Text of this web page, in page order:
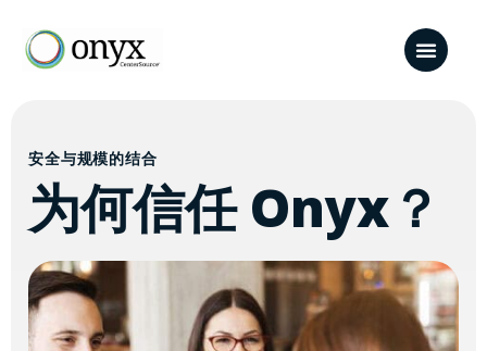
安全与规模的结合
为何信任 Onyx？